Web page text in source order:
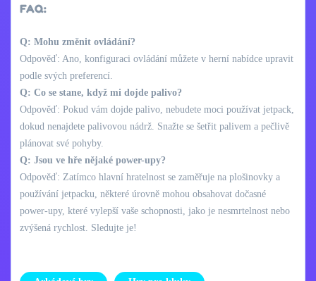
FAQ:
Q: Mohu změnit ovládání?
Odpověď: Ano, konfiguraci ovládání můžete v herní nabídce upravit
podle svých preferencí.
Q: Co se stane, když mi dojde palivo?
Odpověď: Pokud vám dojde palivo, nebudete moci používat jetpack,
dokud nenajdete palivovou nádrž. Snažte se šetřit palivem a pečlivě
plánovat své pohyby.
Q: Jsou ve hře nějaké power-upy?
Odpověď: Zatímco hlavní hratelnost se zaměřuje na plošinovky a
používání jetpacku, některé úrovně mohou obsahovat dočasné
power-upy, které vylepší vaše schopnosti, jako je nesmrtelnost nebo
zvýšená rychlost. Sledujte je!